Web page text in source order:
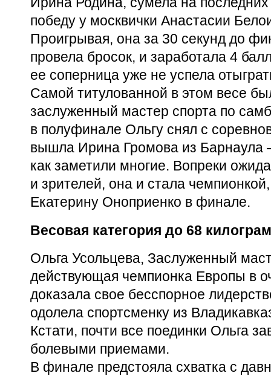
победу у москвички Анастасии
Проигрывая, она за 30 секунд до
провела бросок, и заработала 4
ее соперница уже не успела
Самой титулованной в этом весе
заслуженный мастер спорта по
в полуфинале Ольгу снял с
вышла Ирина Громова из
как заметили многие. Вопреки
и зрителей, она и стала
Екатерину Оноприенко в финале.
Весовая категория до 68
Ольга Усольцева, Заслуженный
действующая чемпионка Европы в
доказала свое бесспорное
одолела спортсменку из
Кстати, почти все поединки Ольга
болевыми приемами.
В финале предстояла схватка с